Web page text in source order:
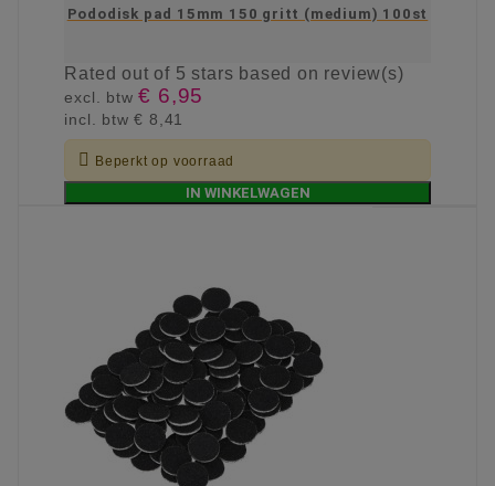
Pododisk pad 15mm 150 gritt (medium) 100st
Ratedout of 5 stars based on review(s)
excl. btw€ 6,95
incl. btw€ 8,41
 Beperkt op voorraad
IN WINKELWAGEN